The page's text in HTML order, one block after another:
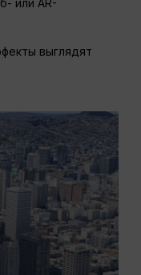
или AR-
выглядят